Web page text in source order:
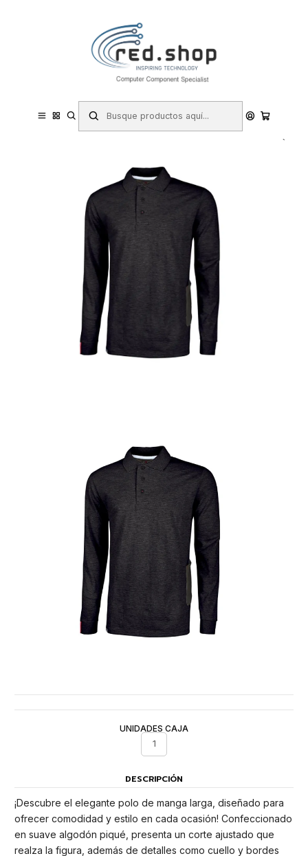
Haga Click Aqui
Hogar y Electrodomésticos Bricolaje
Prevención y Seguridad Ropa de Trabajo Polos de Trabajo
Upower Live Polo de Manga Larga - Talla M - Algodon Pique, Corte
Ajustado, Bolsillo con Tachuela Barra Roja, Cinta Reflex, Proteccion
UNIDADES CAJA
1
DESCRIPCIÓN
¡Descubre el elegante polo de manga larga, diseñado para
ofrecer comodidad y estilo en cada ocasión! Confeccionado
en suave algodón piqué, presenta un corte ajustado que
realza la figura, además de detalles como cuello y bordes